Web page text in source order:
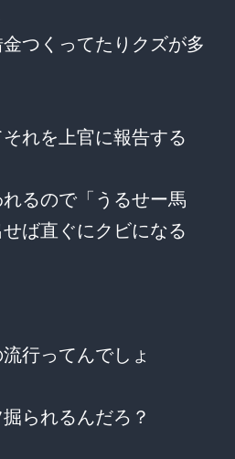
つくってたりクズが多
れを上官に報告する
るので「うるせー馬
ば直ぐにクビになる
行ってんでしょ
られるんだろ？